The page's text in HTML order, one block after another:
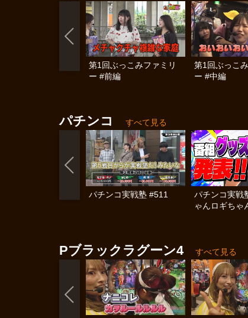
第1回ぶっこみファミリ
ー #前編
第1回ぶっこ
ー #中編
パチンコ すべて見る
パチンコ実戦塾 #511
パチンコ実戦
ゃんロギちゃ
Pブラックラグーン4 すべて見る